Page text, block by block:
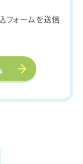
フォームを送信